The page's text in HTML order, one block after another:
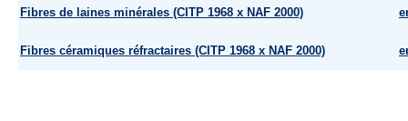
Fibres de laines minérales (CITP 1968 x NAF 2000)
Fibres céramiques réfractaires (CITP 1968 x NAF 2000)